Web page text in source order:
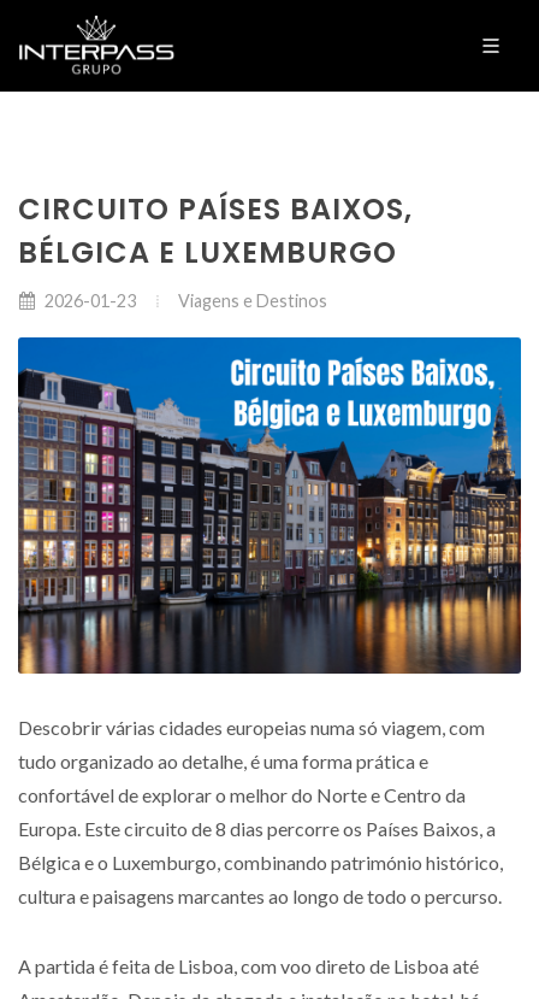
CIRCUITO PAÍSES BAIXOS,
BÉLGICA E LUXEMBURGO
2026-01-23 Viagens e Destinos
Descobrir várias cidades europeias numa só viagem, com
tudo organizado ao detalhe, é uma forma prática e
confortável de explorar o melhor do Norte e Centro da
Europa. Este circuito de 8 dias percorre os Países Baixos, a
Bélgica e o Luxemburgo, combinando património histórico,
cultura e paisagens marcantes ao longo de todo o percurso.
A partida é feita de Lisboa, com voo direto de Lisboa até